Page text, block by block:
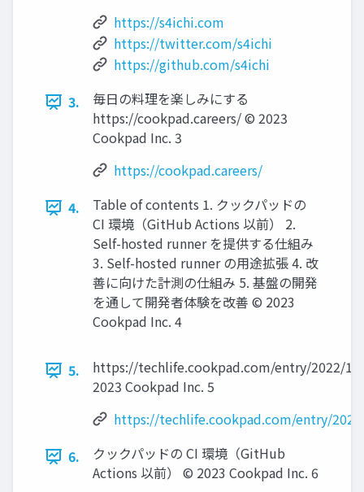
https://s4ichi.com
https://twitter.com/s4ichi
https://github.com/s4ichi
3.
毎日の料理を楽しみにする
https://cookpad.careers/ © 2023
Cookpad Inc. 3
https://cookpad.careers/
4.
Table of contents 1. クックパッドの
CI 環境（GitHub Actions 以前） 2.
Self-hosted runner を提供する仕組み
3. Self-hosted runner の用途拡張 4. 改
善に向けた計測の仕組み 5. 基盤の開発
を通して開発者体験を改善 © 2023
Cookpad Inc. 4
5.
https://techlife.cookpad.com/entry/2022/
2023 Cookpad Inc. 5
https://techlife.cookpad.com/entry/
6.
クックパッドの CI 環境（GitHub
Actions 以前） © 2023 Cookpad Inc. 6